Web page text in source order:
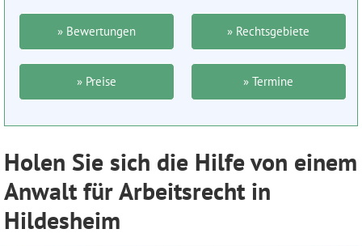
» Bewertungen » Rechtsgebiete
» Preise » Termine
Holen Sie sich die Hilfe von einem
Anwalt für Arbeitsrecht in
Hildesheim